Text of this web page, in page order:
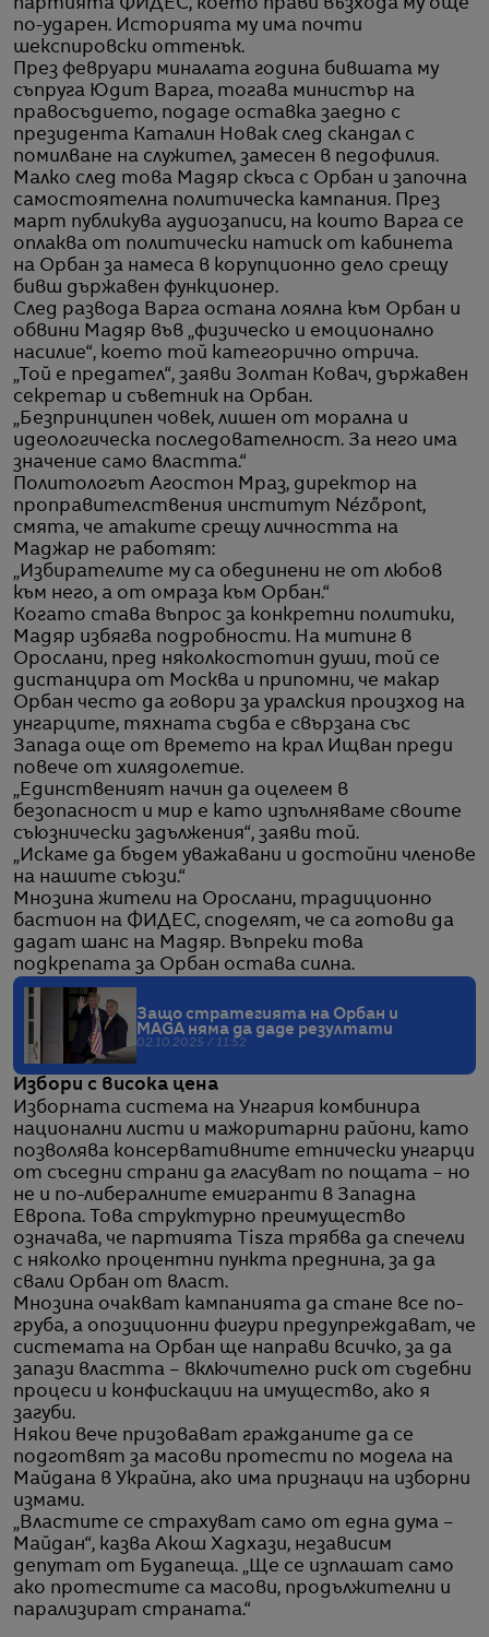
партията ФИДЕС, което прави възхода му още
по-ударен. Историята му има почти
шекспировски оттенък.
През февруари миналата година бившата му
съпруга Юдит Варга, тогава министър на
правосъдието, подаде оставка заедно с
президента Каталин Новак след скандал с
помилване на служител, замесен в педофилия.
Малко след това Мадяр скъса с Орбан и започна
самостоятелна политическа кампания. През
март публикува аудиозаписи, на които Варга се
оплаква от политически натиск от кабинета
на Орбан за намеса в корупционно дело срещу
бивш държавен функционер.
След развода Варга остана лоялна към Орбан и
обвини Мадяр във „физическо и емоционално
насилие“, което той категорично отрича.
„Той е предател“, заяви Золтан Ковач, държавен
секретар и съветник на Орбан.
„Безпринципен човек, лишен от морална и
идеологическа последователност. За него има
значение само властта.“
Политологът Агостон Мраз, директор на
проправителствения институт Nézőpont,
смята, че атаките срещу личността на
Маджар не работят:
„Избирателите му са обединени не от любов
към него, а от омраза към Орбан.“
Когато става въпрос за конкретни политики,
Мадяр избягва подробности. На митинг в
Орослани, пред няколкостотин души, той се
дистанцира от Москва и припомни, че макар
Орбан често да говори за уралския произход на
унгарците, тяхната съдба е свързана със
Запада още от времето на крал Ищван преди
повече от хилядолетие.
„Единственият начин да оцелеем в
безопасност и мир е като изпълняваме своите
съюзнически задължения“, заяви той.
„Искаме да бъдем уважавани и достойни членове
на нашите съюзи.“
Мнозина жители на Орослани, традиционно
бастион на ФИДЕС, споделят, че са готови да
дадат шанс на Мадяр. Въпреки това
подкрепата за Орбан остава силна.
Защо стратегията на Орбан и
MAGA няма да даде резултати
02.10.2025 / 11:52
Избори с висока цена
Изборната система на Унгария комбинира
национални листи и мажоритарни райони, като
позволява консервативните етнически унгарци
от съседни страни да гласуват по пощата – но
не и по-либералните емигранти в Западна
Европа. Това структурно преимущество
означава, че партията Tisza трябва да спечели
с няколко процентни пункта преднина, за да
свали Орбан от власт.
Мнозина очакват кампанията да стане все по-
груба, а опозиционни фигури предупреждават, че
системата на Орбан ще направи всичко, за да
запази властта – включително риск от съдебни
процеси и конфискации на имущество, ако я
загуби.
Някои вече призовават гражданите да се
подготвят за масови протести по модела на
Майдана в Украйна, ако има признаци на изборни
измами.
„Властите се страхуват само от една дума –
Майдан“, казва Акош Хадхази, независим
депутат от Будапеща. „Ще се изплашат само
ако протестите са масови, продължителни и
парализират страната.“